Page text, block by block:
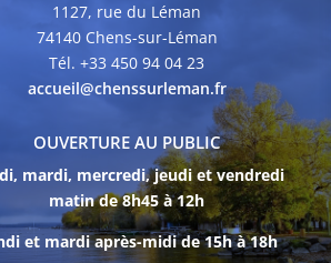
1127, rue du Léman
74140 Chens-sur-Léman
Tél. +33 450 94 04 23
accueil@chenssurleman.fr
OUVERTURE AU PUBLIC
mardi, mercredi, jeudi et vendredi
matin de 8h45 à 12h
et mardi après-midi de 15h à 18h